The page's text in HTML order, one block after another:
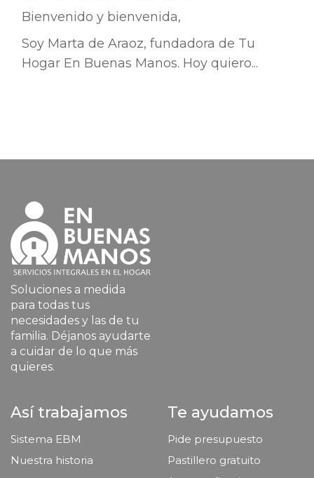
Bienvenido y bienvenida,
Soy Marta de Araoz, fundadora de Tu
Hogar En Buenas Manos. Hoy quiero...
Soluciones a medida
para todas tus
necesidades y las de tu
familia. Déjanos ayudarte
a cuidar de lo que más
quieres.
Así trabajamos
Sistema EBM
Nuestra historia
Te ayudamos
Pide presupuesto
Pastillero gratuito